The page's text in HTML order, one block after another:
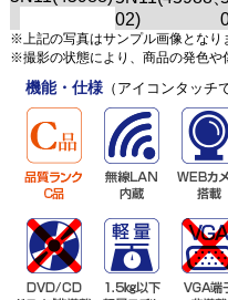
※上記の写真はサンプル画像となり
※撮影の状態により、商品の発色や
機能・仕様（アイコンタッチ